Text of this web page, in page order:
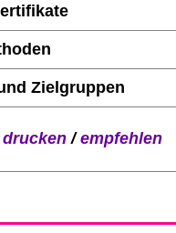
Zielgruppen
drucken/empfehlen